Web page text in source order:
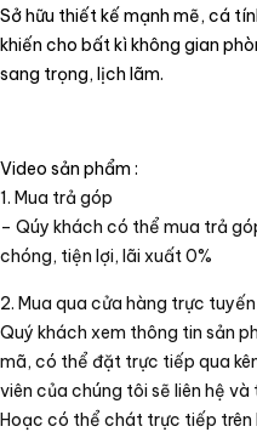
Sở hữu thiết kế mạnh mẽ, cá
khiến cho bất kì không gian
sang trọng, lịch lãm.
Video sản phẩm :
1. Mua trả góp
– Qúy khách có thể mua trả
chóng, tiện lợi, lãi xuất 0%
2. Mua qua cửa hàng trực
Quý khách xem thông tin sản
mã, có thể đặt trực tiếp qua
viên của chúng tôi sẽ liên hệ
Hoạc có thể chát trực tiếp trên